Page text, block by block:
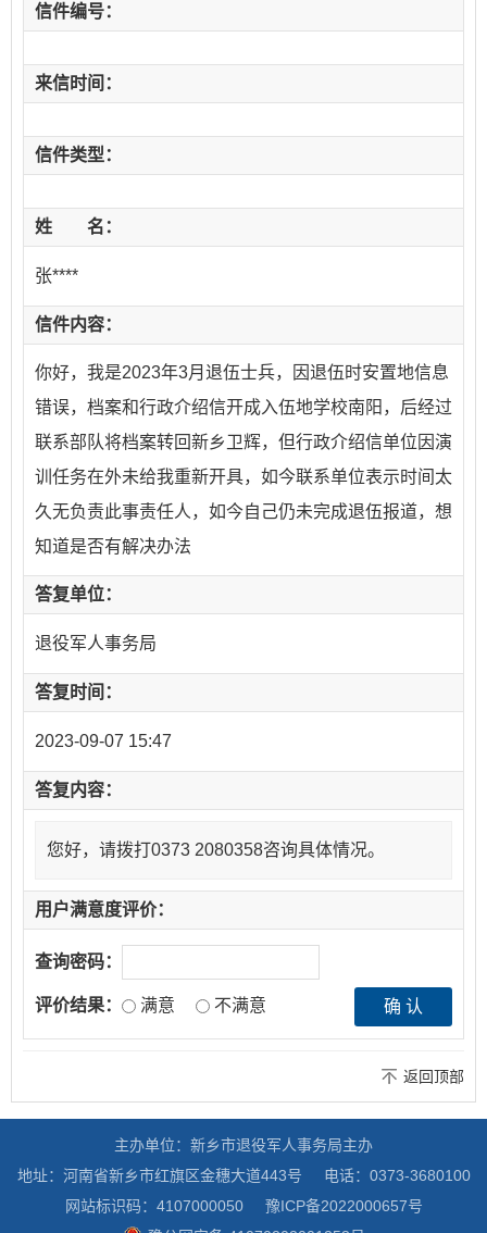
信件编号：
来信时间：
信件类型：
姓 名：
张****
信件内容：
你好，我是2023年3月退伍士兵，因退伍时安置地信息
错误，档案和行政介绍信开成入伍地学校南阳，后经过
联系部队将档案转回新乡卫辉，但行政介绍信单位因演
训任务在外未给我重新开具，如今联系单位表示时间太
久无负责此事责任人，如今自己仍未完成退伍报道，想
知道是否有解决办法
答复单位：
退役军人事务局
答复时间：
2023-09-07 15:47
答复内容：
您好，请拨打0373 2080358咨询具体情况。
用户满意度评价：
查询密码：
评价结果： 满意 不满意
返回顶部
主办单位：新乡市退役军人事务局主办
地址：河南省新乡市红旗区金穗大道443号
电话：0373-3680100
网站标识码：4107000050
豫ICP备2022000657号